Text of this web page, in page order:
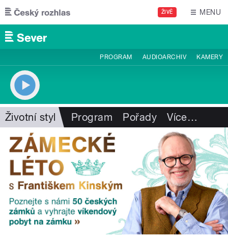
Přejít k hlavnímu obsahu
ŽIVĚ MENU
PROGRAM AUDIOARCHIV KAMERY
Životní styl Program Pořady Více…